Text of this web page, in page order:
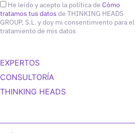
He leído y acepto la política de Cómo
tratamos tus datos de THINKING HEADS
GROUP, S.L. y doy mi consentimiento para el
tratamiento de mis datos
EXPERTOS
CONSULTORÍA
THINKING HEADS